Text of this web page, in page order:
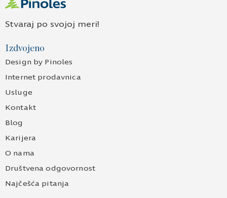
Stvaraj po svojoj meri!
Izdvojeno
Design by Pinoles
Internet prodavnica
Usluge
Kontakt
Blog
Karijera
O nama
Društvena odgovornost
Najčešća pitanja